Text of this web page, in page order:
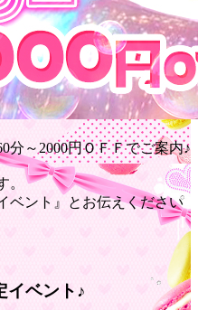
分～2000円ＯＦＦでご案内♪
。
ベント』とお伝えください
イベント♪